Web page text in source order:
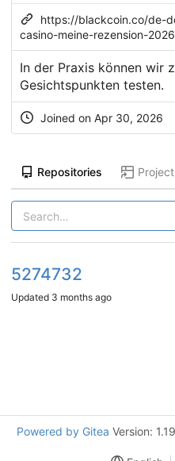
https://blackcoin.co/de-
casino-meine-rezension-
In der Praxis können wir
Gesichtspunkten testen.
Joined on Apr 30, 2026
Repositories
5274732
Updated 3 months ago
Powered by Gitea Version: